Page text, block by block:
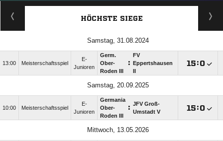
HÖCHSTE SIEGE
Samstag, 31.08.2024
13:00 Meisterschaftsspiel
E-
Junioren
Germ.
Ober-
Roden III
:
FV
Eppertshausen
:
Samstag, 20.09.2025
10:00 Meisterschaftsspiel
E-
Junioren
Germania
Ober-
Roden III
: JFV Groß-
Umstadt V
:
Mittwoch, 13.05.2026